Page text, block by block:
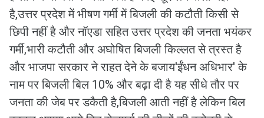
है,उत्तर प्रदेश में भीषण गर्मी में बिजली की कटौती किसी से
छिपी नहीं है और नॉएडा सहित उत्तर प्रदेश की जनता भयंकर
गर्मी,भारी कटौती और अघोषित बिजली किल्लत से त्रस्त है
और भाजपा सरकार ने राहत देने के बजाय'ईंधन अधिभार' के
नाम पर बिजली बिल 10% और बढ़ा दी है यह सीधे तौर पर
जनता की जेब पर डकैती है,बिजली आती नहीं है लेकिन बिल